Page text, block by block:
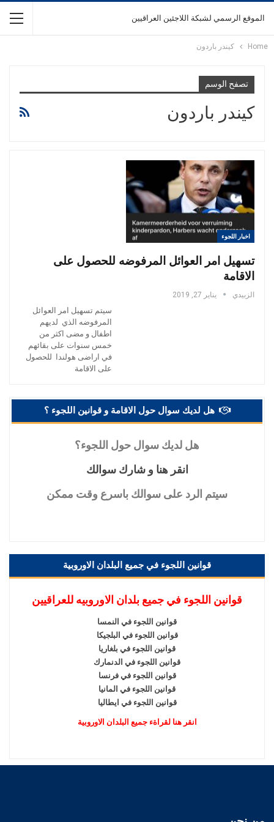
الموقع الرسمي لشبكة اللاجئين العراقيين
Home كيندر باردون
تصفح الوسم
كيندر باردون
اخبار اللجوء
تسهيل امر العوائل المرفوضه للحصول على
الاقامة
الزبيدي يناير 27, 2019
سيتم تسهيل امر العوائل
المرفوضه الذي لديهم
اطفال و مضى اكثر من
خمس سنوات على بقائهم
في اراضى هولندا للحصول
على الاقامة
هل لديك سوال حول الاقامة و قوانين اللجوء ؟
هل لديك سوال حول اللجوء؟
انقر هنا و شارك سوالك
سيتم الرد على سوالك باسرع وقت ممكن
قوانين اللجوء في جميع البلدان الاوروبية
قوانين اللجوء في جميع بلدان الاوروبيه للعراقيين
قوانين اللجوء في النمسا
قوانين اللجوء في البلجيكا
قوانين اللجوء في بلغاريا
قوانين اللجوء في الدنمارك
قوانين اللجوء في فرنسا
قوانين اللجوء في المانيا
قوانين اللجوء في ايطاليا
انقر هنا لقراةء جميع البلدان الاوروبية